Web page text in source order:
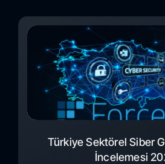
Türkiye Sektörel Siber
İncelemesi